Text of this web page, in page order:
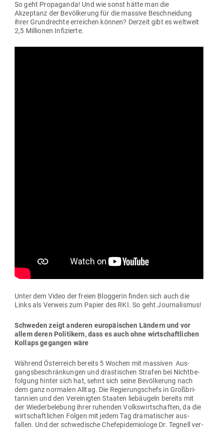
So geht Pro­pa­ganda! Und wie sonst hätte man die
Akzeptanz der Bevöl­kerung für die massive Beschneidung
ihrer Grund­rechte erreichen können? Derzeit gibt es weltweit
2,5 Mil­lionen Infizierte.
Unter dem Video der freien Blog­gerin finden sich auch die
Links als Verweis zum Papier des RKI. So geht Journalismus!
Schweden zeigt anderen euro­päi­schen Ländern und vor
allem deren Poli­tikern, dass es auch ohne wirt­schaft­lichen
Kollaps gegangen wäre
Während Öster­reich bereits 5 Wochen mit mas­siven Aus­
gangs­be­schrän­kungen und dras­ti­schen Strafen bei Nicht­be­
folgung hinter sich hat, sehnt sich seine Bevöl­kerung nach
dem ganz nor­malen Alltag. Die Regie­rungs­chefs in Groß­bri­
tannien und den Ver­ei­nigten Staaten lieb­äugeln bereits mit
der Wie­der­be­lebung ihrer ruhenden Volks­wirt­schaften, da die
wirt­schaft­lichen Folgen mit jedem Tag dra­ma­ti­scher aus­
fallen. Und der schwe­dische Che­f­epi­de­miologe Dr. Tegnell ver­